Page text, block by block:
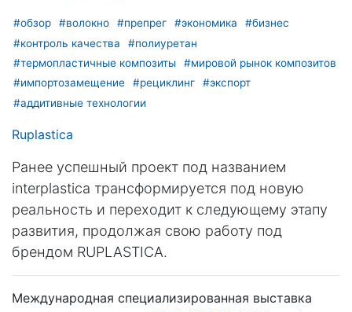
#обзор #волокно #препрег #экономика
#бизнес
#контроль качества
#полиуретан
#термопластичные композиты
#мировой рынок композитов
#импортозамещение
#рециклинг
#экспорт
#аддитивные технологии
Ruplastica
Ранее успешный проект под названием
interplastica трансформируется под новую
реальность и переходит к следующему этапу
развития, продолжая свою работу под
брендом RUPLASTICA.
Международная специализированная выставка